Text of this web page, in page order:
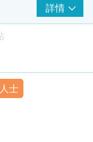
個工作天內，致
，客戶會收到
康狀況給予詳
助您管理健康
詳情
士